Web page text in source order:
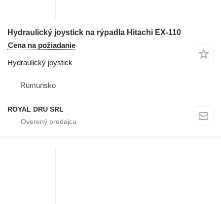
Hydraulický joystick na rýpadla Hitachi EX-110
Cena na požiadanie
Hydraulický joystick
Rumunsko
ROYAL DRU SRL